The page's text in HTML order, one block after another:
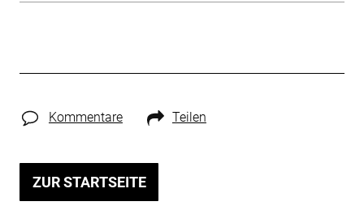
Kommentare Teilen
ZUR STARTSEITE